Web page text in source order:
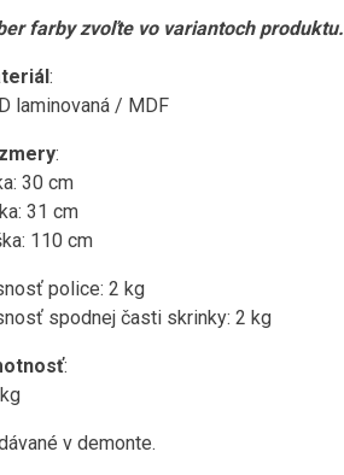
farby zvoľte vo variantoch produktu.
:
laminovaná / MDF
:
30 cm
31 cm
110 cm
police: 2 kg
spodnej časti skrinky: 2 kg
:
v demonte.